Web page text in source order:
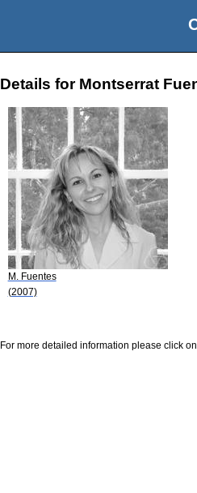
Details for Montserrat
M. Fuentes
(2007)
For more detailed information please click